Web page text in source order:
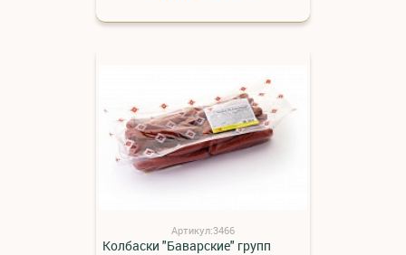
Артикул:3466
Колбаски "Баварские" групп